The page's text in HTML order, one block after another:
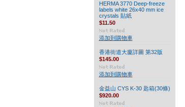
HERMA 3770 Deep-freeze
labels white 26x40 mm ice
crystals 貼紙
$11.50
添加到購物車
香港街道大廈詳圖 第32版
$145.00
添加到購物車
金益山 CYS K-30 匙箱(30條)
$920.00